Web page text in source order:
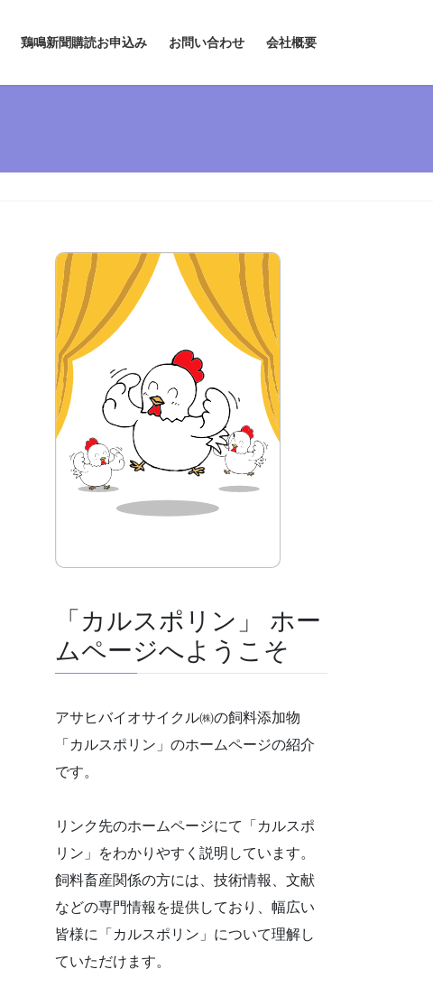
鶏鳴新聞購読お申込み お問い合わせ 会社概要
「カルスポリン」 ホー
ムページへようこそ
アサヒバイオサイクル㈱の飼料添加物
「カルスポリン」のホームページの紹介
です。
リンク先のホームページにて「カルスポ
リン」をわかりやすく説明しています。
飼料畜産関係の方には、技術情報、文献
などの専門情報を提供しており、幅広い
皆様に「カルスポリン」について理解し
ていただけます。